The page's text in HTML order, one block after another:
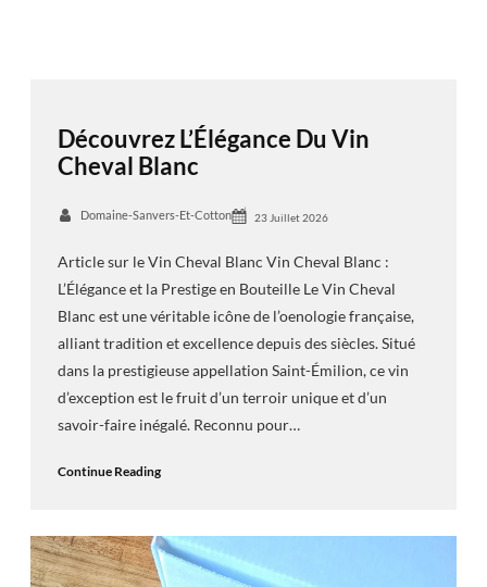
Découvrez L’Élégance Du Vin
Cheval Blanc
Domaine-Sanvers-Et-Cotton 23 Juillet 2026
Article sur le Vin Cheval Blanc Vin Cheval Blanc :
L’Élégance et la Prestige en Bouteille Le Vin Cheval
Blanc est une véritable icône de l’oenologie française,
alliant tradition et excellence depuis des siècles. Situé
dans la prestigieuse appellation Saint-Émilion, ce vin
d’exception est le fruit d’un terroir unique et d’un
savoir-faire inégalé. Reconnu pour…
Continue Reading